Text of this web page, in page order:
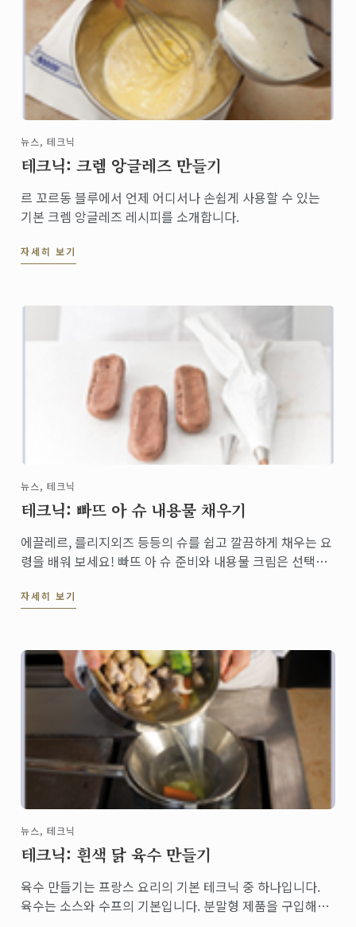
뉴스, 테크닉
테크닉: 크렘 앙글레즈 만들기
르 꼬르동 블루에서 언제 어디서나 손쉽게 사용할 수 있는
기본 크렘 앙글레즈 레시피를 소개합니다.
자세히 보기
뉴스, 테크닉
테크닉: 빠뜨 아 슈 내용물 채우기
에끌레르, 를리지외즈 등등의 슈를 쉽고 깔끔하게 채우는 요
령을 배워 보세요! 빠뜨 아 슈 준비와 내용물 크림은 선택해
자세히 보기
뉴스, 테크닉
테크닉: 흰색 닭 육수 만들기
육수 만들기는 프랑스 요리의 기본 테크닉 중 하나입니다.
육수는 소스와 수프의 기본입니다. 분말형 제품을 구입해서